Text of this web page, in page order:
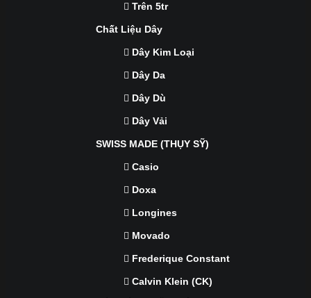
Trên 5tr
Chất Liệu Dây
Dây Kim Loại
Dây Da
Dây Dù
Dây Vải
SWISS MADE (THỤY SỸ)
Casio
Doxa
Longines
Movado
Frederique Constant
Calvin Klein (CK)